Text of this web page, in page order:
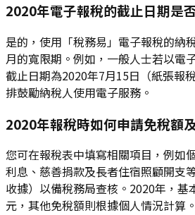
2020年電子報稅的截止日期是
是的，使用「稅務易」電子報稅的納
月的寬限期。例如，一般人士若以電
截止日期為2020年7月15日（紙張報
排鼓勵納稅人使用電子服務。
2020年報稅時如何申請免稅額
您可在報稅表中填寫相關項目，例如
利息、慈善捐款及長者住宿照顧開支
收據）以備稅務局查核。2020年，基
元，其他免稅額則根據個人情況計算。